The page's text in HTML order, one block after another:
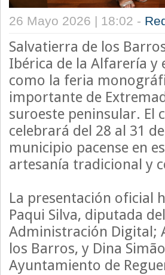
26 Mayo 2026 | 18:02 -
Salvatierra de los
Ibérica de la Alfarería y
como la feria
importante de
suroeste peninsular. El
celebrará del 28 al 31
municipio pacense en
artesanía tradicional y
La presentación oficial
Paqui Silva, diputada
Administración Digital;
los Barros, y Dina
Ayuntamiento de